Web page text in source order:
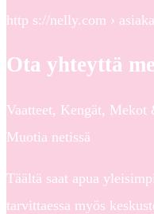
http s://nelly.com ›
Ota yhteyttä
Vaatteet, Kengät,
Muotia netissä
Täältä saat apua
tarvittaessa myös